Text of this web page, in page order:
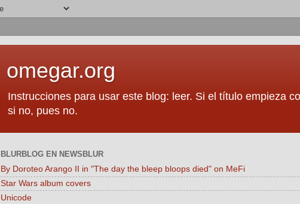
omegar.org
Instrucciones para usar este blog: leer. Si el título empieza
si no, pues no.
BLURBLOG EN NEWSBLUR
By Doroteo Arango II in "The day the bleep bloops died" on MeFi
Star Wars album covers
Unicode